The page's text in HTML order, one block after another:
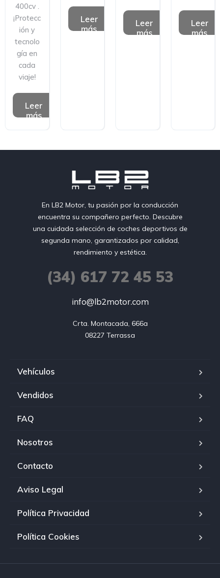
400cv .
¡Protecc
ión y
tecnolo
gía en
cada
viaje!
Leer
más
Leer
más
Leer
más
Leer
más
En LB2 Motor, tu pasión por la conducción
encuentra su compañero perfecto. Descubre
una cuidada selección de coches deportivos de
segunda mano, garantizados por calidad,
rendimiento y estética.
(34) 617 72 45 53
info@lb2motor.com
Crta. Montacada, 666a
08227 Terrassa
Vehículos
Vendidos
FAQ
Nosotros
Contacto
Aviso Legal
Política Privacidad
Política Cookies